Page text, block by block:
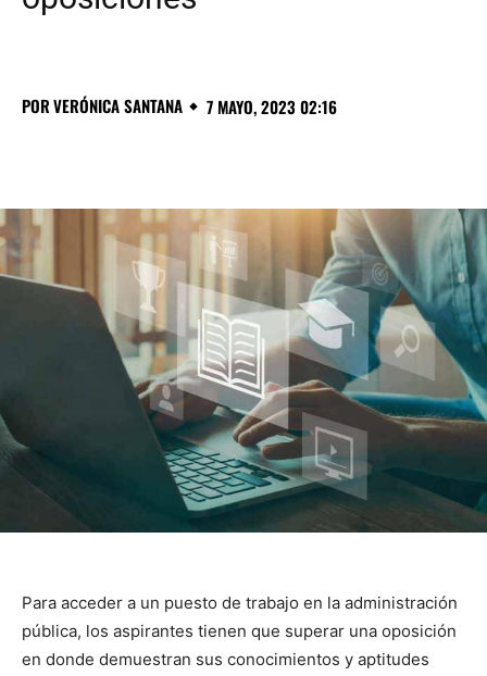
PORVERÓNICA SANTANA 7 MAYO, 2023 02:16
Para acceder a un puesto de trabajo en la administración
pública, los aspirantes tienen que superar una oposición
en donde demuestran sus conocimientos y aptitudes